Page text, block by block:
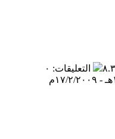
التعليقات: ٠